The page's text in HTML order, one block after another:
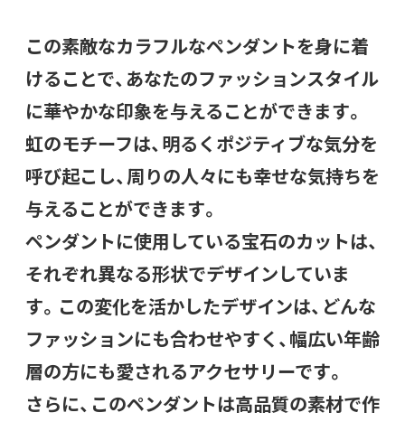
この素敵なカラフルなペンダントを身に着
けることで、あなたのファッションスタイル
に華やかな印象を与えることができます。
虹のモチーフは、明るくポジティブな気分を
呼び起こし、周りの人々にも幸せな気持ちを
与えることができます。
ペンダントに使用している宝石のカットは、
それぞれ異なる形状でデザインしていま
す。この変化を活かしたデザインは、どんな
ファッションにも合わせやすく、幅広い年齢
層の方にも愛されるアクセサリーです。
さらに、このペンダントは高品質の素材で作